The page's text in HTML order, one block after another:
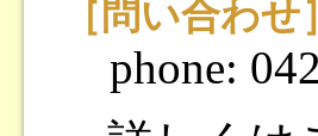
［問い合わせ］
phone: